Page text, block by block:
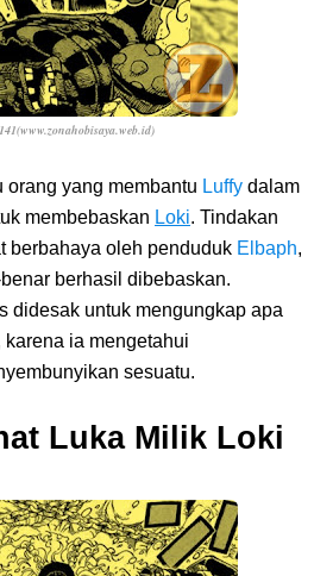
orang yang membantu Luffy dalam
membebaskan Loki. Tindakan
berbahaya oleh penduduk Elbaph,
berhasil dibebaskan.
didesak untuk mengungkap apa
ia mengetahui
sesuatu.
Luka Milik Loki